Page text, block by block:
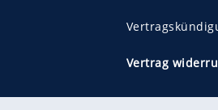
Vertrag